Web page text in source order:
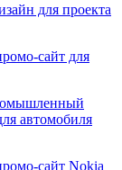
для проекта
сайт для
автомобиля
сайт Nokia